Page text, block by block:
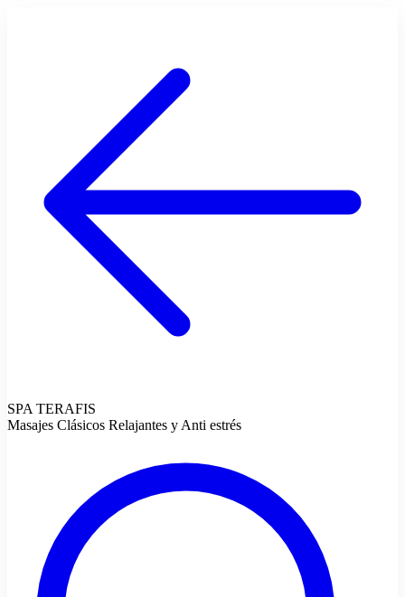
SPA TERAFIS
Masajes Clásicos Relajantes y Anti estrés